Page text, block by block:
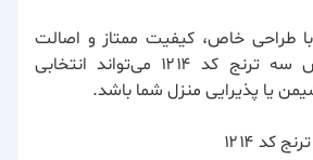
طراحی خاص، کیفیت ممتاز و اصالت
ایرانی هستید، فرش سه ترنج کد ۱۲۱۴ می‌تواند انتخابی
یا پذیرایی منزل شما باشد.
۱۲۱۴